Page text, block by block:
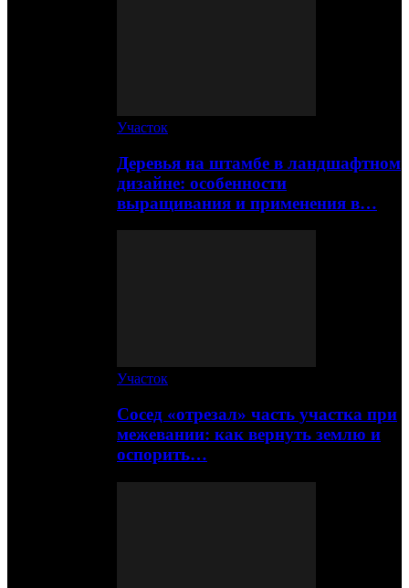
Участок
Деревья на штамбе в ландшафтном
дизайне: особенности
выращивания и применения в…
Участок
Сосед «отрезал» часть участка при
межевании: как вернуть землю и
оспорить…